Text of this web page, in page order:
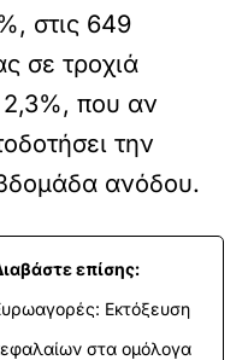
στις 649
σε τροχιά
που αν
την
ανόδου.
επίσης:
Εκτόξευση
στα ομόλογα